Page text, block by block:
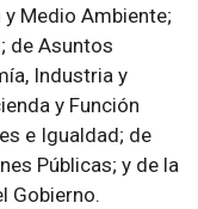
Medio Ambiente;
de Asuntos
Industria y
y Función
e Igualdad; de
Públicas; y de la
Gobierno.